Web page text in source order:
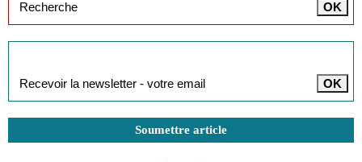
Soumettre article